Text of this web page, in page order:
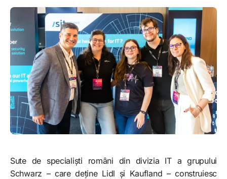
Sute de specialiști români din divizia IT a grupului
Schwarz – care deține Lidl și Kaufland – construiesc